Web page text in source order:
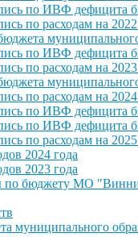
по ИВФ дефицита
по расходам на
по ИВФ дефицита
по расходам на
по расходам на
по ИВФ дефицита
по ИВФ дефицита
по расходам на
2024 года
2023 года
бюджету МО
муниципального